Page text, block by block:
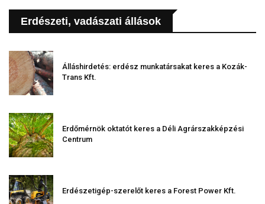
Erdészeti, vadászati állások
Álláshirdetés: erdész munkatársakat keres a Kozák-
Trans Kft.
Erdőmérnök oktatót keres a Déli Agrárszakképzési
Centrum
Erdészetigép-szerelőt keres a Forest Power Kft.